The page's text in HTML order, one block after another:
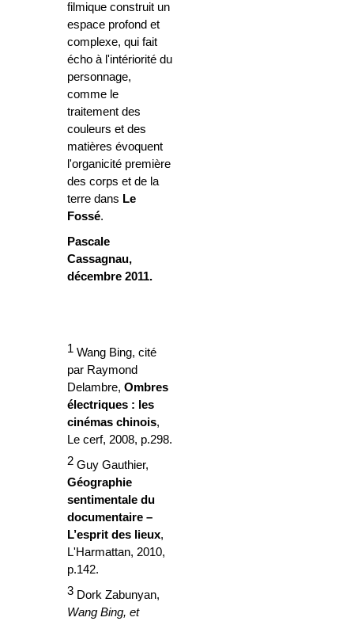
filmique construit un
espace profond et
complexe, qui fait
écho à l'intériorité du
personnage,
comme le
traitement des
couleurs et des
matières évoquent
l'organicité première
des corps et de la
terre dans Le
Fossé.
Pascale
Cassagnau,
décembre 2011.
1 Wang Bing, cité
par Raymond
Delambre, Ombres
électriques : les
cinémas chinois,
Le cerf, 2008, p.298.
2 Guy Gauthier,
Géographie
sentimentale du
documentaire –
L’esprit des lieux,
L'Harmattan, 2010,
p.142.
3 Dork Zabunyan,
Wang Bing, et